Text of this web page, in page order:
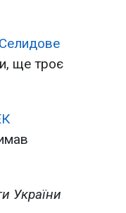
ще троє
України